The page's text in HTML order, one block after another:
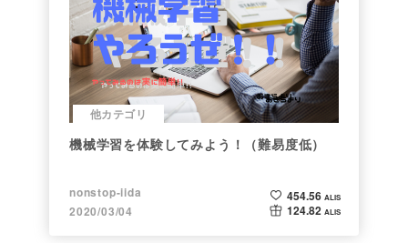
他カテゴリ
機械学習を体験してみよう！（難易度低）
nonstop-iida
2020/03/04
454.56 ALIS
124.82 ALIS